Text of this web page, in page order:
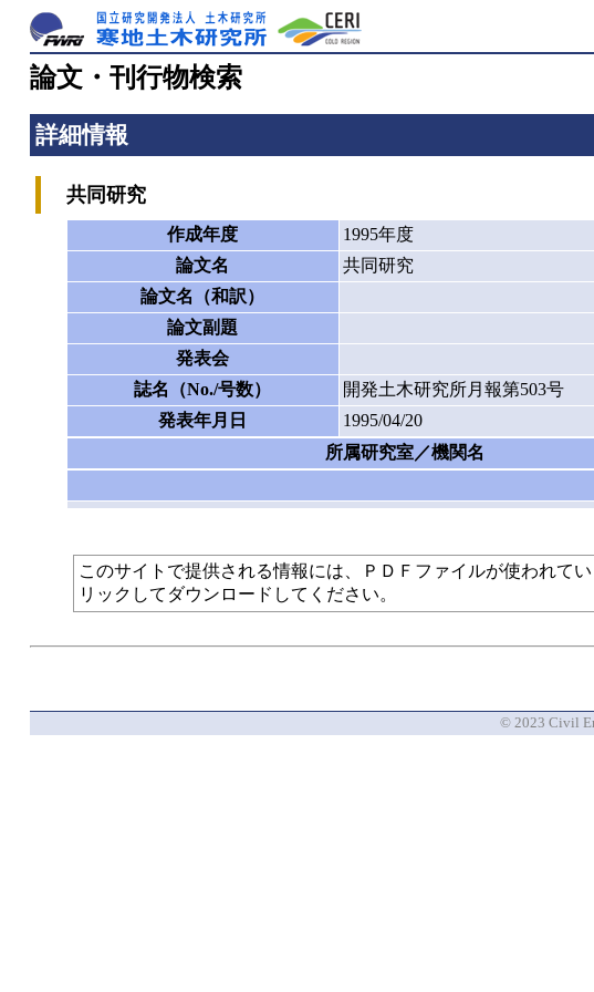
論文・刊行物検索
詳細情報
共同研究
作成年度
1995年度
論文名
共同研究
論文名（和訳）
論文副題
発表会
誌名（No./号数）
開発土木研究所月報第503号
発表年月日
1995/04/20
所属研究室／機関名
このサイトで提供される情報には、ＰＤＦファイルが使われて
リックしてダウンロードしてください。
© 2023 Civil